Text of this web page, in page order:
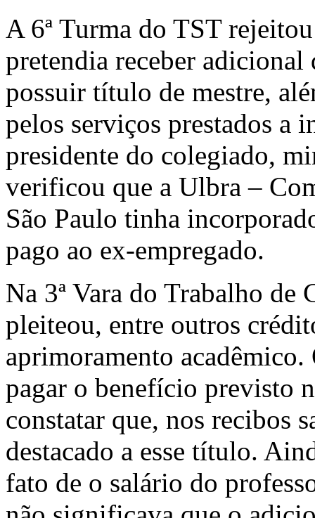
A 6ª Turma do TST
pretendia receber
possuir título de mestre,
pelos serviços prestados a
presidente do colegiado,
verificou que a Ulbra –
São Paulo tinha
pago ao ex-empregado.
Na 3ª Vara do Trabalho de
pleiteou, entre outros
aprimoramento
pagar o benefício previsto
constatar que, nos recibos
destacado a esse título.
fato de o salário do